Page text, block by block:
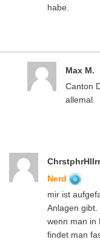
habe.
Max M.
Canton
allemal.
Nerd
mir ist
Anlagen gibt.
wenn man in
findet man